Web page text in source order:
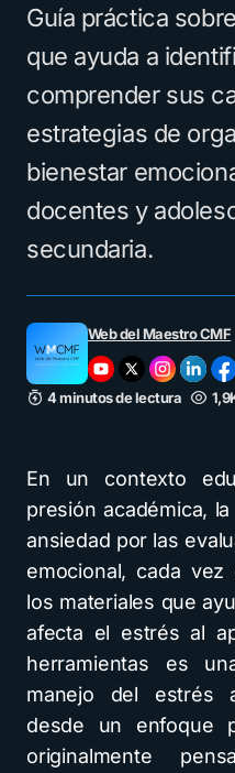
Guía práctica
que ayuda a
comprender sus
estrategias de
bienestar
docentes y
secundaria.
Web del Maestro CMF
4 minutos de lectura
En un contexto
presión académica,
ansiedad por las
emocional, cada vez
los materiales que
afecta el estrés al
herramientas es
manejo del estrés
desde un enfoque
originalmente